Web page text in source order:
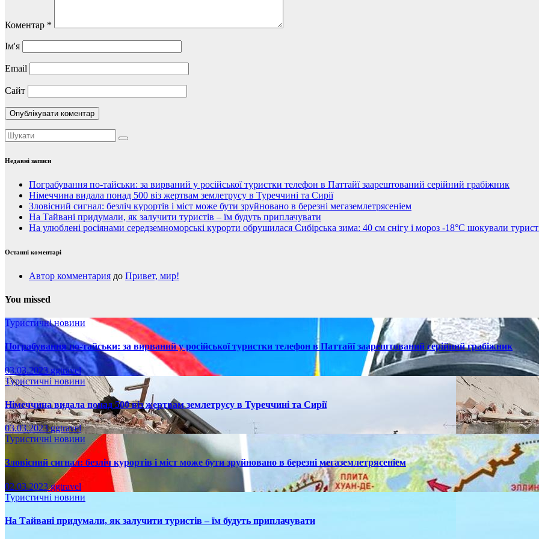
Коментар *
Ім'я
Email
Сайт
Недавні записи
Пограбування по-тайськи: за вирваний у російської туристки телефон в Паттайї заарештований серійний грабіжник
Німеччина видала понад 500 віз жертвам землетрусу в Туреччині та Сирії
Зловісний сигнал: безліч курортів і міст може бути зруйновано в березні мегаземлетрясеніем
На Тайвані придумали, як залучити туристів – їм будуть приплачувати
На улюблені росіянами середземноморські курорти обрушилася Сибірська зима: 40 см снігу і мороз -18°C шокували
Останні коментарі
Автор комментария до Привет, мир!
You missed
Туристичні новини
Пограбування по-тайськи: за вирваний у російської туристки телефон в Паттайї заарештований серійний грабіжник
03.03.2023ggtravel
Туристичні новини
Німеччина видала понад 500 віз жертвам землетрусу в Туреччині та Сирії
03.03.2023ggtravel
Туристичні новини
Зловісний сигнал: безліч курортів і міст може бути зруйновано в березні мегаземлетрясеніем
02.03.2023ggtravel
Туристичні новини
На Тайвані придумали, як залучити туристів – їм будуть приплачувати